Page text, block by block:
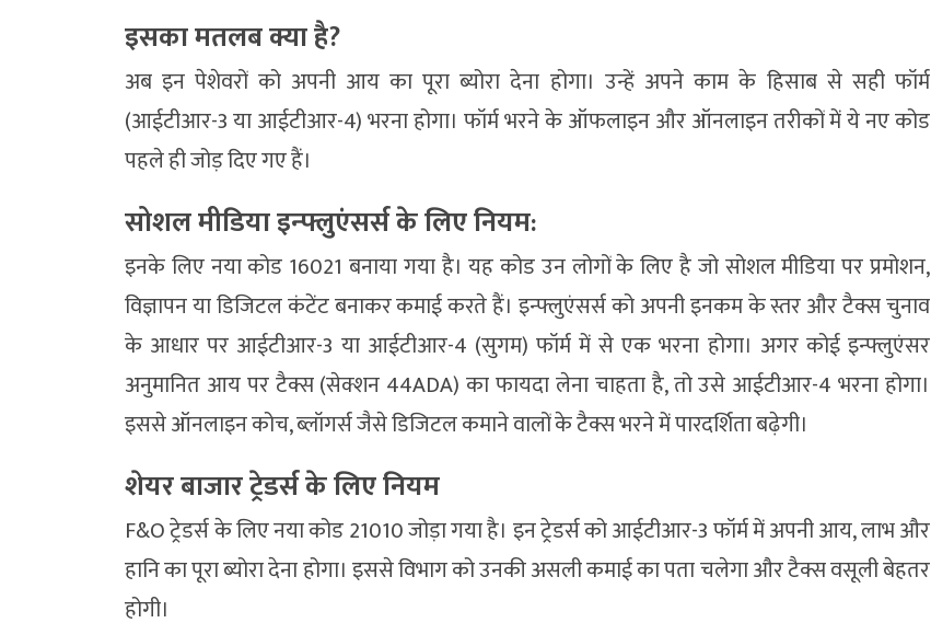
इसका मतलब क्या है?
अब इन पेशेवरों को अपनी आय का पूरा ब्योरा देना होगा। उन्हें अपने काम के हिसाब से सही फॉर्म
(आईटीआर-3 या आईटीआर-4) भरना होगा। फॉर्म भरने के ऑफलाइन और ऑनलाइन तरीकों में ये नए कोड
पहले ही जोड़ दिए गए हैं।
सोशल मीडिया इन्फ्लुएंसर्स के लिए नियम:
इनके लिए नया कोड 16021 बनाया गया है। यह कोड उन लोगों के लिए है जो सोशल मीडिया पर प्रमोशन,
विज्ञापन या डिजिटल कंटेंट बनाकर कमाई करते हैं। इन्फ्लुएंसर्स को अपनी इनकम के स्तर और टैक्स चुनाव
के आधार पर आईटीआर-3 या आईटीआर-4 (सुगम) फॉर्म में से एक भरना होगा। अगर कोई इन्फ्लुएंसर
अनुमानित आय पर टैक्स (सेक्शन 44ADA) का फायदा लेना चाहता है, तो उसे आईटीआर-4 भरना होगा।
इससे ऑनलाइन कोच, ब्लॉगर्स जैसे डिजिटल कमाने वालों के टैक्स भरने में पारदर्शिता बढ़ेगी।
शेयर बाजार ट्रेडर्स के लिए नियम
F&O ट्रेडर्स के लिए नया कोड 21010 जोड़ा गया है। इन ट्रेडर्स को आईटीआर-3 फॉर्म में अपनी आय, लाभ और
हानि का पूरा ब्योरा देना होगा। इससे विभाग को उनकी असली कमाई का पता चलेगा और टैक्स वसूली बेहतर
होगी।